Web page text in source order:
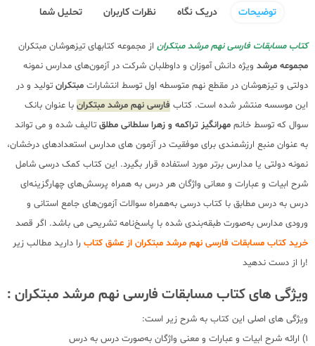
توضیحات دریک نگاه نظرات کاربران تحلیل شما
کتاب مسابقات فارسی نهم مرشد مبتکران از مجموعه کتابهای تیزهوشان مبتکران
مجموعه مرشد ویژه دانش آموزان و داوطلبان شرکت در آزمون‌های مدارس نمونه
دولتی و تیزهوشان در مقطع نهم متوسطه اول توسط انتشارات مبتکران تولید و در
این موسسه منتشر شده است. کتاب فارسی نهم مرشد مبتکران با عنوان بانک
سوال که توسط خانم مهرانگیز تراکمه و زهرا سلطانی مطلق تالیف شده و می تواند
به عنوان منبع ارزشمندی برای موفقیت در آزمون های مدارس استعدادهای درخشان،
نمونه دولتی یا مدارس برتر مورد استفاده قرار بگیرد. این کتاب کمک درسی شامل
شرح ابیات و عبارات و معانی واژگان هر درس به همراه پرسش‌های چهارگزینه‌ای
درس به درس مطابق با کتاب درسی به‌همراه سوالات آزمون‌های جامع استانی و
ورودی مدارس به‌صورت طبقه‌بندی شده با پاسخ‌نامه تشریحی می باشد. اگر قصد
خرید کتاب مسابقات فارسی نهم مرشد مبتکران از عشق کتاب را دارید مطالب زیر
را از دست ندهید!
ویژگی های کتاب مسابقات فارسی نهم مرشد مبتکران :
ویژگی های اصلی این کتاب به شرح زیر است:
1) ارائه شرح ابیات و عبارات و معنی واژگان به‌صورت درس به درس